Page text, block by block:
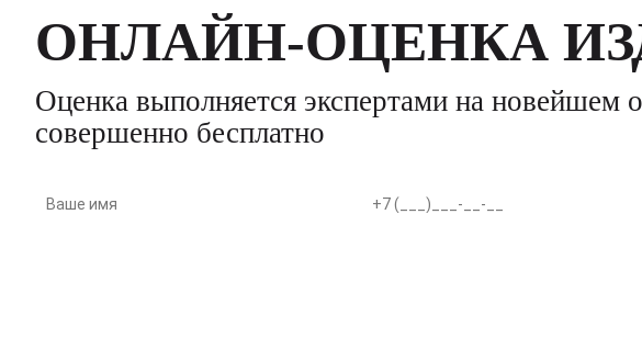
ОНЛАЙН-ОЦЕНКА
Оценка выполняется экспертами на новейшем
совершенно бесплатно